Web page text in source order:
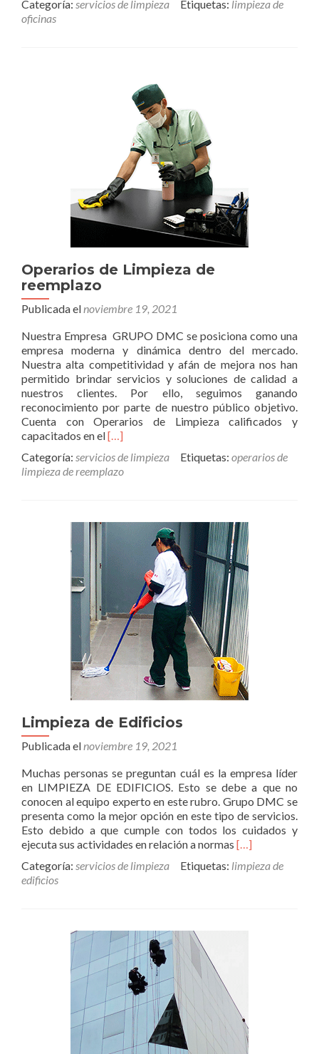
about
Categoría: servicios de limpieza Etiquetas: limpieza de
oficinas
Operarios de Limpieza de
reemplazo
Publicada elnoviembre 19, 2021
Nuestra Empresa GRUPO DMC se posiciona como una
empresa moderna y dinámica dentro del mercado.
Nuestra alta competitividad y afán de mejora nos han
permitido brindar servicios y soluciones de calidad a
nuestros clientes. Por ello, seguimos ganando
reconocimiento por parte de nuestro público objetivo.
Cuenta con Operarios de Limpieza calificados y
capacitados en elRead
about
Operarios
de
reemplazo
[…]
Categoría: servicios de limpieza Etiquetas: operarios de
limpieza de reemplazo
Limpieza de Edificios
Publicada elnoviembre 19, 2021
Muchas personas se preguntan cuál es la empresa líder
en LIMPIEZA DE EDIFICIOS. Esto se debe a que no
conocen al equipo experto en este rubro. Grupo DMC se
presenta como la mejor opción en este tipo de servicios.
Esto debido a que cumple con todos los cuidados y
ejecuta sus actividades en relación a normas Read
about
[…]
Categoría: servicios de limpieza Etiquetas: limpieza de
edificios